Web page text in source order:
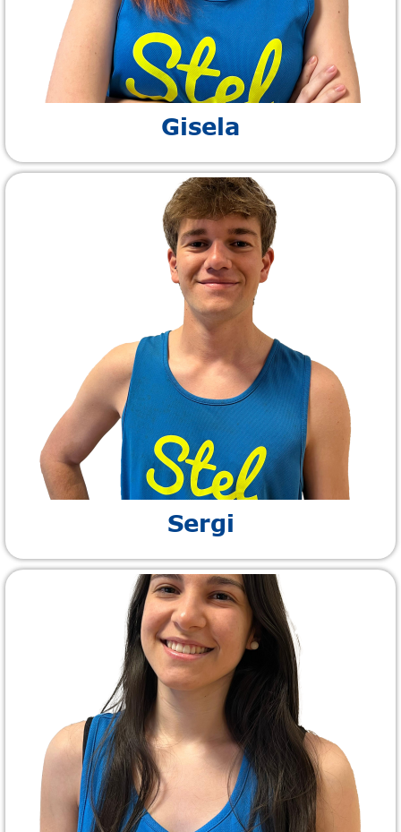
Gisela
Sergi